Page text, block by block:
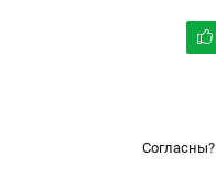
Согласны?